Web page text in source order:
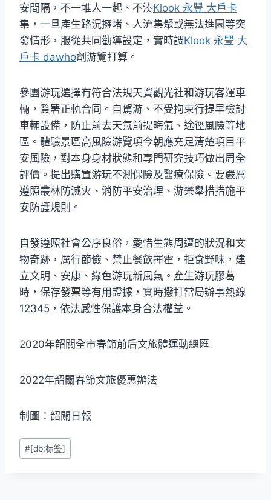
安間隔，不一堆人一起、不湊Klook 永豐 大戶卡
集，一旦產生路況擁堵、人流集聚或無法進園等突
發情形，服從共同勸導設定，實時調Klook 永豐 大
戶卡 dawho劑游覽打算。
參團游玩選擇有符合法規天資觀光社和游玩客運車
輛，簽署正軌合同。自駕游、不受拘束行提早檢討
車輛設備，防止前去天氣前提晦氣、途徑風險等地
區。體驗景區高風險游覽項今朝應充足清楚項目平
安風險，對本身身材狀態和專門研究技巧做出周全
評價。提出購置游玩不測保險及醫療保險。要嚴厲
遵照叢林防滅火、消防平安治理、游樂舉措措施平
安防護規則。
自發遵照社會公序良俗，愛惜生態周遭的狀況和文
物奇跡，厲行節儉、禁止餐飲揮霍，拒食野味，建
立文明、安康、綠色游玩新風氣。產生游玩膠葛
時，保存發票等有用證據，實時撥打當局辦事熱線
12345，依法感性保護本身合法權益。
2020年韶關全市春節前后文旅體運動總匯
2022年韶關春節文旅優惠辦法
制圖：韶關日報
Post
Tags:
#[db:标签]